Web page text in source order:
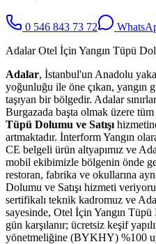
0 546 843 73 72
Adalar Otel İçin Yangın Tüpü
Adalar, İstanbul'un Anadolu
yoğunluğu ile öne çıkan, yangın
taşıyan bir bölgedir. Adalar
Burgazada başta olmak üzere
Tüpü Dolumu ve Satışı
artmaktadır. İnterform Yangın
CE belgeli ürün altyapımız ve
mobil ekibimizle bölgenin önde
restoran, fabrika ve okullarına
Dolumu ve Satışı hizmeti
sertifikalı teknik kadromuz ve
sayesinde, Otel İçin Yangın Tüpü
gün karşılanır; ücretsiz keşif
yönetmeliğine (BYKHY) %100